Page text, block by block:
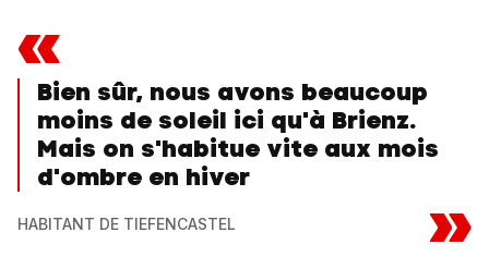
«
Bien sûr, nous avons beaucoup
moins de soleil ici qu'à Brienz.
Mais on s'habitue vite aux mois
d'ombre en hiver
HABITANT DE TIEFENCASTEL »